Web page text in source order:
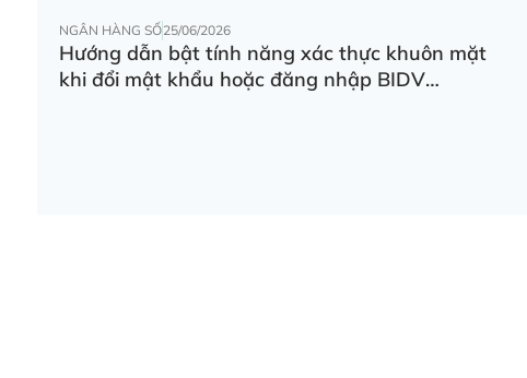
NGÂN HÀNG SỐ25/06/2026
Hướng dẫn bật tính năng xác thực khuôn mặt
khi đổi mật khẩu hoặc đăng nhập BIDV